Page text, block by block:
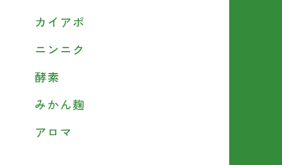
カイアポ
ニンニク
酵素
みかん麹
アロマ